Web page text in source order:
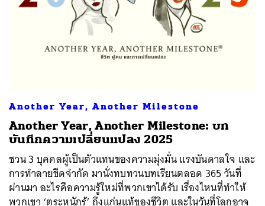
Another Year, Another Milestone
Another Year, Another Milestone: บท
บันทึกความเปลี่ยนแปลง 2025
ชวน 3 บุคคลผู้เป็นตัวแทนของความมุ่งมั่น แรงบันดาลใจ และ
การทำลายขีดจำกัด มานั่งทบทวนบทเรียนตลอด 365 วันที่
ผ่านมา อะไรคือความรู้ใหม่ที่พวกเขาได้รับ เรื่องไหนที่ทำให้
พวกเขา ‘ตระหนักรู้’ ถึงแก่นแท้ของชีวิต และในวันที่โลกอาจ